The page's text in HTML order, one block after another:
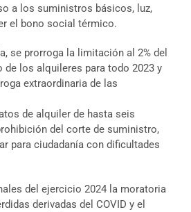
a los suministros básicos, luz,
el bono social térmico.
se prorroga la limitación al 2% del
de los alquileres para todo 2023 y
extraordinaria de las
de alquiler de hasta seis
del corte de suministro,
para ciudadanía con dificultades
del ejercicio 2024 la moratoria
derivadas del COVID y el